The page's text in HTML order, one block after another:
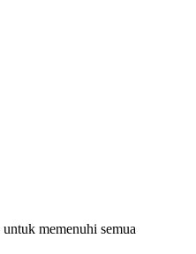
memenuhi semua